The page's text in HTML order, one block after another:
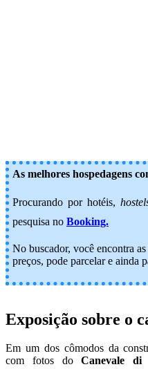
As melhores hospedagens
Procurando por hotéis,
pesquisa no Booking.
No buscador, você encontra
preços, pode parcelar e ainda
Exposição sobre o
Em um dos cômodos da
com fotos doCanevale di